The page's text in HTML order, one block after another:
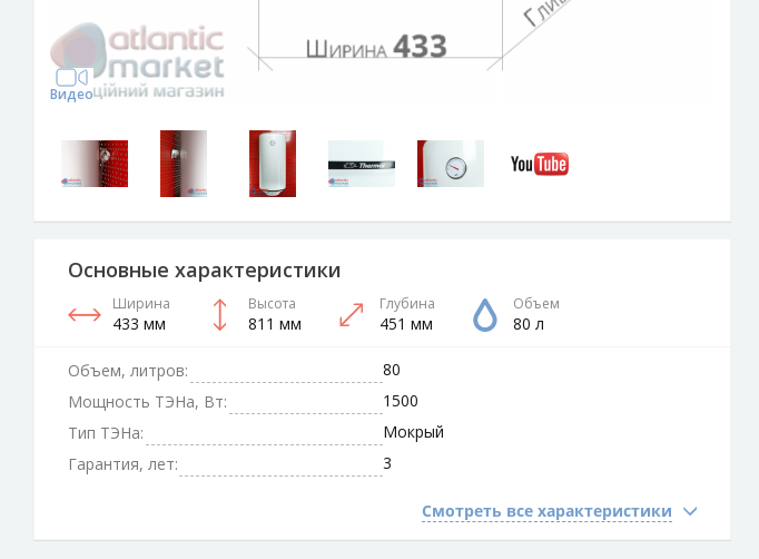
Видео
Основные характеристики
Ширина
433 мм
Высота
811 мм
Глубина
451 мм
Объем
80 л
Объем, литров:
80
Мощность ТЭНа, Вт:
1500
Тип ТЭНа:
Мокрый
Гарантия, лет:
3
Смотреть все характеристики